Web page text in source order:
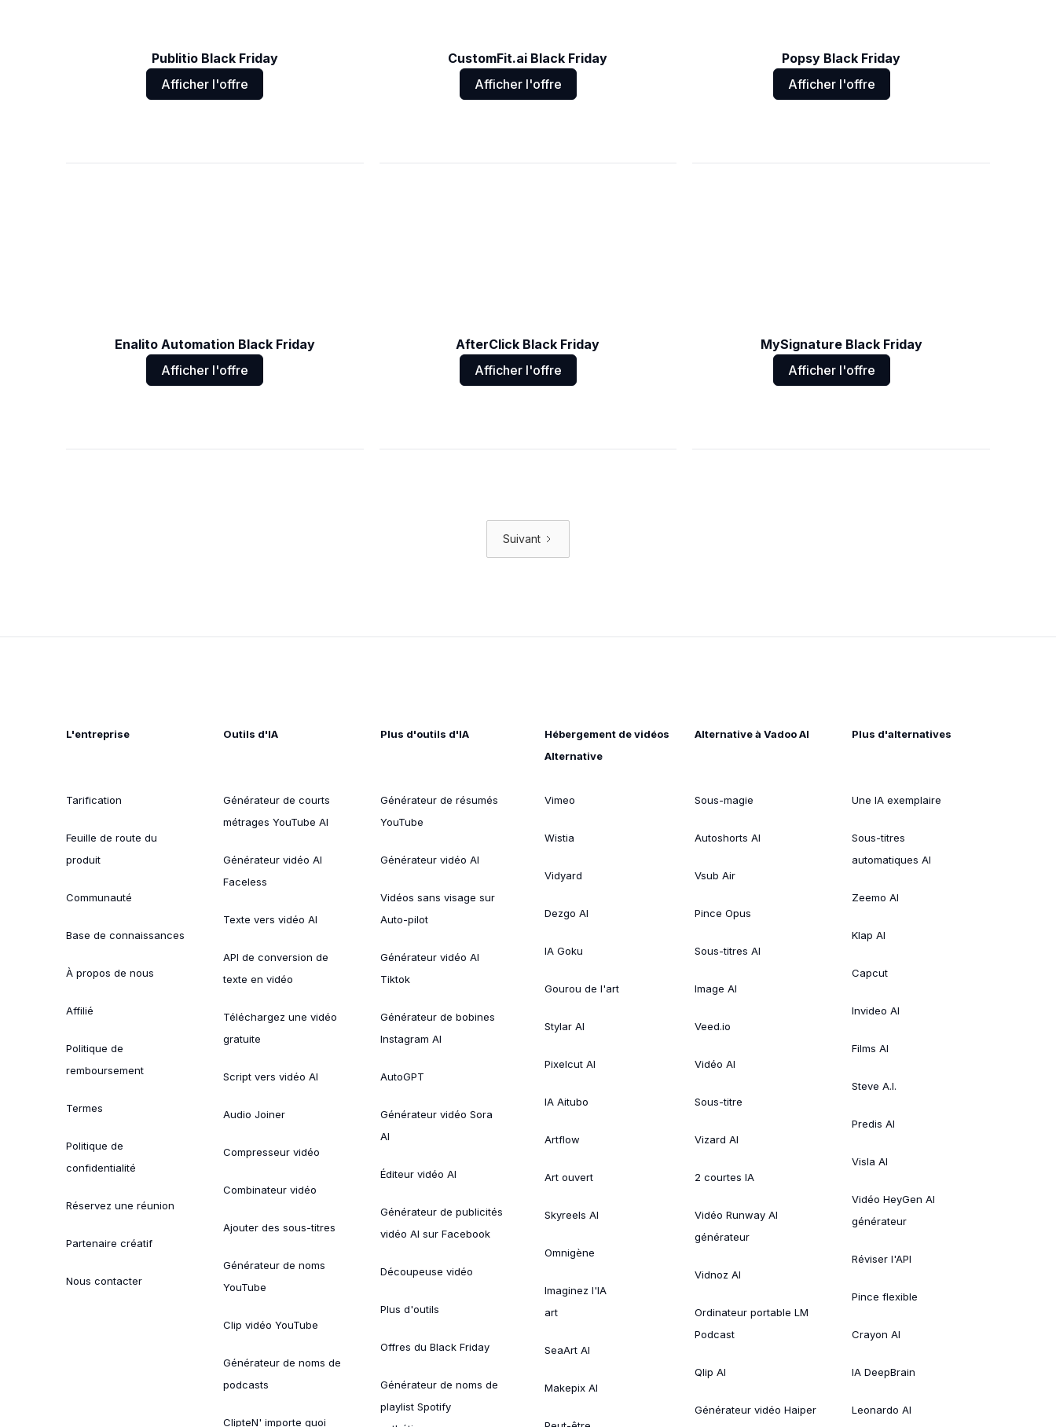
Publitio Black Friday
Afficher l'offre
CustomFit.ai Black Friday
Afficher l'offre
Popsy Black Friday
Afficher l'offre
Enalito Automation Black Friday
Afficher l'offre
AfterClick Black Friday
Afficher l'offre
MySignature Black Friday
Afficher l'offre
Suivant
L'entreprise
Tarification
Feuille de route du
produit
Communauté
Base de connaissances
À propos de nous
Affilié
Politique de
remboursement
Termes
Politique de
confidentialité
Réservez une réunion
Partenaire créatif
Nous contacter
Outils d'IA
Générateur de courts
métrages YouTube AI
Générateur vidéo AI
Faceless
Texte vers vidéo AI
API de conversion de
texte en vidéo
Téléchargez une vidéo
gratuite
Script vers vidéo AI
Audio Joiner
Compresseur vidéo
Combinateur vidéo
Ajouter des sous-titres
Générateur de noms
YouTube
Clip vidéo YouTube
Générateur de noms de
podcasts
ClipteN' importe quoi
Plus d'outils d'IA
Générateur de résumés
YouTube
Générateur vidéo AI
Vidéos sans visage sur
Auto-pilot
Générateur vidéo AI
Tiktok
Générateur de bobines
Instagram AI
AutoGPT
Générateur vidéo Sora
AI
Éditeur vidéo AI
Générateur de publicités
vidéo AI sur Facebook
Découpeuse vidéo
Plus d'outils
Offres du Black Friday
Générateur de noms de
playlist Spotify
Hébergement de vidéos
Alternative
Vimeo
Wistia
Vidyard
Dezgo AI
IA Goku
Gourou de l'art
Stylar AI
Pixelcut AI
IA Aitubo
Artflow
Art ouvert
Skyreels AI
Omnigène
Imaginez l'IA
art
SeaArt AI
Makepix AI
Alternative à Vadoo AI
Sous-magie
Autoshorts AI
Vsub Air
Pince Opus
Sous-titres AI
Image AI
Veed.io
Vidéo AI
Sous-titre
Vizard AI
2 courtes IA
Vidéo Runway AI
générateur
Vidnoz AI
Ordinateur portable LM
Podcast
Qlip AI
Générateur vidéo Haiper
Plus d'alternatives
Une IA exemplaire
Sous-titres
automatiques AI
Zeemo AI
Klap AI
Capcut
Invideo AI
Films AI
Steve A.I.
Predis AI
Visla AI
Vidéo HeyGen AI
générateur
Réviser l'API
Pince flexible
Crayon AI
IA DeepBrain
Leonardo AI